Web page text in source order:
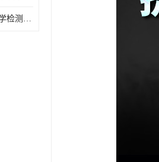
苏州 德律AOI 自动光学检测 帮助节省时间和劳动力成本